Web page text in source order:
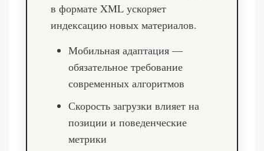
в формате XML ускоряет
индексацию новых материалов.
Мобильная адаптация —
обязательное требование
современных алгоритмов
Скорость загрузки влияет на
позиции и поведенческие
метрики